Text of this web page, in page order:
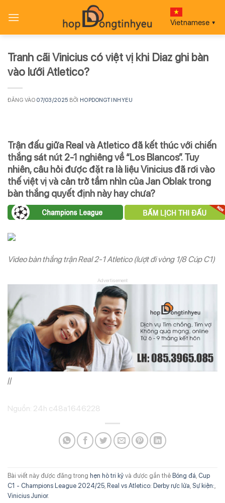
qua
Vietnamese ▼
Tranh cãi Vinicius có việt vị khi Diaz ghi bàn
vào lưới Atletico?
ĐĂNG VÀO07/03/2025 BỞI HOPDONGTINHYEU
Trận đấu giữa Real và Atletico đã kết thúc với chiến
thắng sát nút 2-1 nghiêng về “Los Blancos”. Tuy
nhiên, câu hỏi được đặt ra là liệu Vinicius đã rơi vào
thế việt vị và cản trở tầm nhìn của Jan Oblak trong
bàn thắng quyết định này hay chưa?
Video bàn thắng trận Real 2-1 Atletico (lượt đi vòng 1/8 Cúp C1)
Advertisement
//
Nguồn: 24h c48a1646228
Bài viết này được đăng trong hẹn hò tri kỷ và được gắn thẻ Bóng đá, Cup
C1 - Champions League 2024/25, Real vs Atletico: Derby rực lửa, Sự kiện:,
Vinicius Junior.